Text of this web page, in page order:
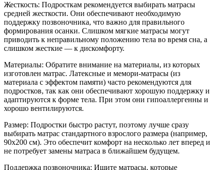
Жесткость: Подросткам рекомендуется выбирать матрасы
средней жесткости. Они обеспечивают необходимую
поддержку позвоночника, что важно для правильного
формирования осанки. Слишком мягкие матрасы могут
приводить к неправильному положению тела во время сна, а
слишком жесткие — к дискомфорту.
Материалы: Обратите внимание на материалы, из которых
изготовлен матрас. Латексные и мемори-матрасы (из
материала с эффектом памяти) часто рекомендуются для
подростков, так как они обеспечивают хорошую поддержку и
адаптируются к форме тела. При этом они гипоаллергенны и
хорошо вентилируются.
Размер: Подростки быстро растут, поэтому лучше сразу
выбирать матрас стандартного взрослого размера (например,
90x200 см). Это обеспечит комфорт на несколько лет вперед и
не потребует замены матраса в ближайшем будущем.
Поддержка позвоночника: Ищите матрасы, которые